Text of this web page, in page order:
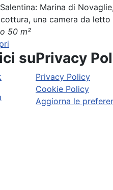
Marina di
una camera da letto
50 m²
suPrivacy
Privacy Policy
Cookie Policy
Aggiorna le